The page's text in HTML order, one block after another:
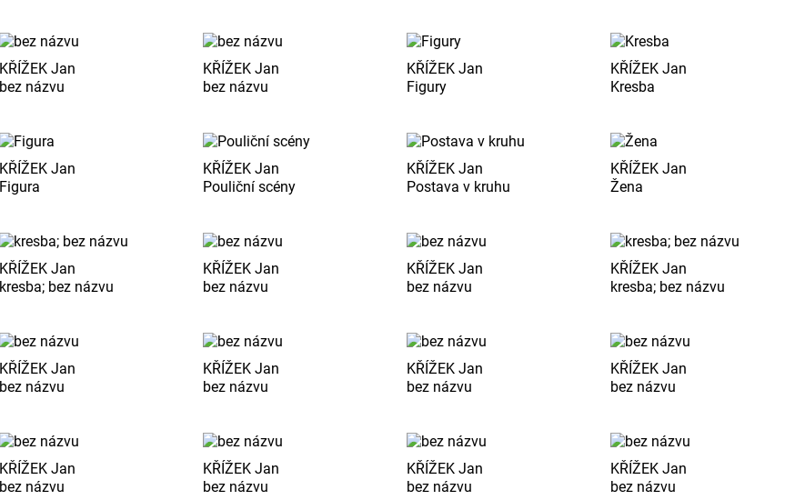
KŘÍŽEK Jan
bez názvu
KŘÍŽEK Jan
bez názvu
KŘÍŽEK Jan
Figury
KŘÍŽEK Jan
Kresba
KŘÍŽEK Jan
Figura
KŘÍŽEK Jan
Pouliční scény
KŘÍŽEK Jan
Postava v kruhu
KŘÍŽEK Jan
Žena
KŘÍŽEK Jan
kresba; bez názvu
KŘÍŽEK Jan
bez názvu
KŘÍŽEK Jan
bez názvu
KŘÍŽEK Jan
kresba; bez názvu
KŘÍŽEK Jan
bez názvu
KŘÍŽEK Jan
bez názvu
KŘÍŽEK Jan
bez názvu
KŘÍŽEK Jan
bez názvu
KŘÍŽEK Jan
bez názvu
KŘÍŽEK Jan
bez názvu
KŘÍŽEK Jan
bez názvu
KŘÍŽEK Jan
bez názvu